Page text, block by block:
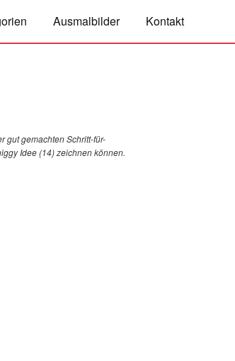
Ausmalbilder Kontakt
gut gemachten Schritt-für-
Idee (14) zeichnen können.